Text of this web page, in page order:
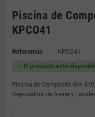
Piscina de
KPCO41
Referencia KPCO41
check El producto está
Piscina de Composite Gre
Depuradora de Arena y